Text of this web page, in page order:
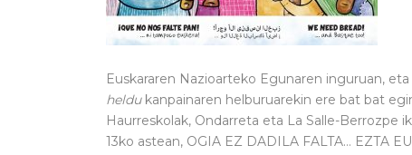
Euskararen Nazioarteko Egunaren inguruan,
heldukanpainaren helburuarekin ere bat bat
Haurreskolak, Ondarreta eta La Salle-Berrozpe
13ko astean, OGIA EZ DADILA FALTA… EZTA